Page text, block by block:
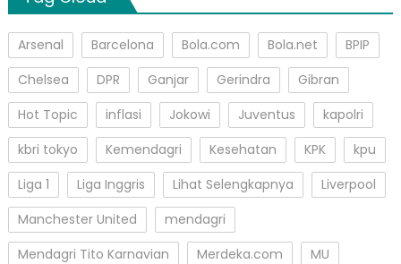
Arsenal Barcelona Bola.com Bola.net
BPIP
Chelsea
DPR Ganjar Gerindra
Gibran
Hot Topic
inflasi Jokowi Juventus
kapolri
kbri tokyo
Kemendagri Kesehatan KPK
kpu
Liga 1
Liga Inggris Lihat Selengkapnya
Liverpool
Manchester United
mendagri
Mendagri Tito Karnavian
Merdeka.com
MU